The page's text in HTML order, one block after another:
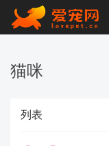
猫咪
列表